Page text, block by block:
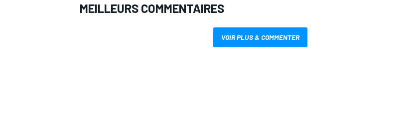
MEILLEURS COMMENTAIRES
VOIR PLUS & COMMENTER